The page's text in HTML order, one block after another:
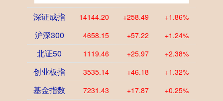
深证成指 14144.20 +258.49 +1.86%
沪深300 4658.15 +57.22 +1.24%
北证50 1119.46 +25.97 +2.38%
创业板指 3535.14 +46.18 +1.32%
基金指数 7231.43 +17.87 +0.25%